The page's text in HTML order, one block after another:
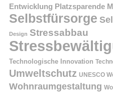
Entwicklung Platzsparende
Selbstfürsorge
Design Stressabbau
Technologische Innovation
Umweltschutz UNESCO
Wohnraumgestaltung